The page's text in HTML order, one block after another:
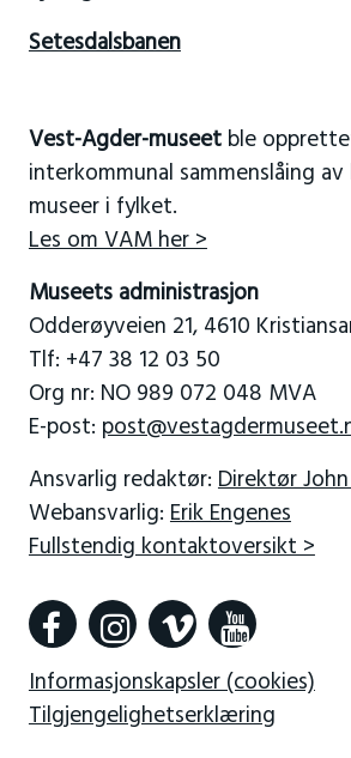
Setesdalsbanen
Vest-Agder-museetble
interkommunal sammenslåing
museer i fylket.
Les om VAM her >
Museets administrasjon
Odderøyveien 21, 4610
Tlf: +47 38 12 03 50
Org nr: NO 989 072 048 MVA
E-post:
Ansvarlig redaktør: Direktør
Webansvarlig: Erik Engenes
Fullstendig kontaktoversikt >
Informasjonskapsler (cookies)
Tilgjengelighetserklæring